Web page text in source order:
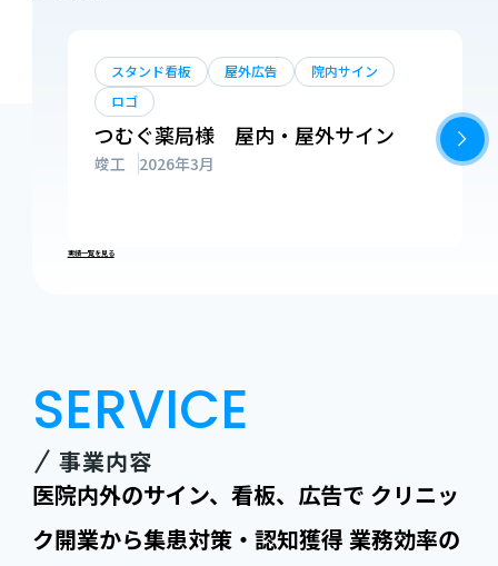
スタンド看板 屋外広告
院内サイン
ロゴ
つむぐ薬局様 屋内・屋外サイン
竣工 2026年3月
実績一覧を見る
SERVICE
事業内容
医院内外のサイン、看板、広告で クリニッ
ク開業から集患対策・認知獲得 業務効率の